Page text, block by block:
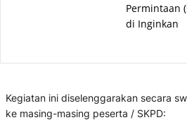
Permintaan
di Inginkan
Kegiatan ini diselenggarakan secara
ke masing-masing peserta / SKPD: